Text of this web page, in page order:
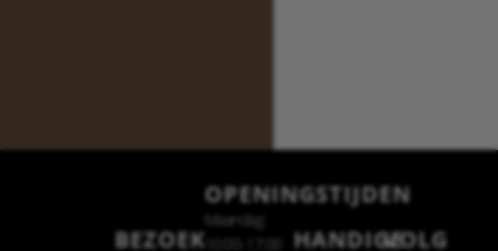
BEZOEK
OPENINGSTIJDEN
Maandag:
HANDIGEVOLG